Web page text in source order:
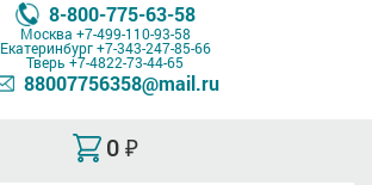
8-800-775-63-58
Москва +7-499-110-93-58
Екатеринбург+7-343-247-85-66
Тверь +7-4822-73-44-65
88007756358@mail.ru
0 ₽